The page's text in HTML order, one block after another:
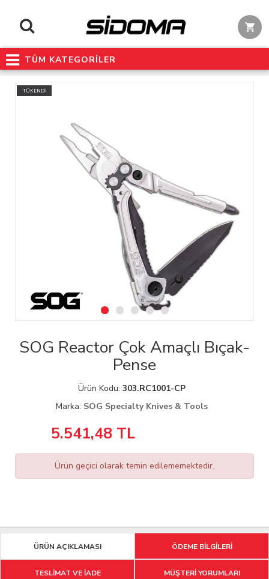
TÜM KATEGORİLER
TÜKENDİ
SOG Reactor Çok Amaçlı Bıçak-
Pense
Ürün Kodu: 303.RC1001-CP
Marka: SOG Specialty Knives & Tools
5.541,48TL
Ürün geçici olarak temin edilememektedir.
ÜRÜN AÇIKLAMASI ÖDEME BİLGİLERİ
TESLİMAT VE İADE MÜŞTERİ YORUMLARI